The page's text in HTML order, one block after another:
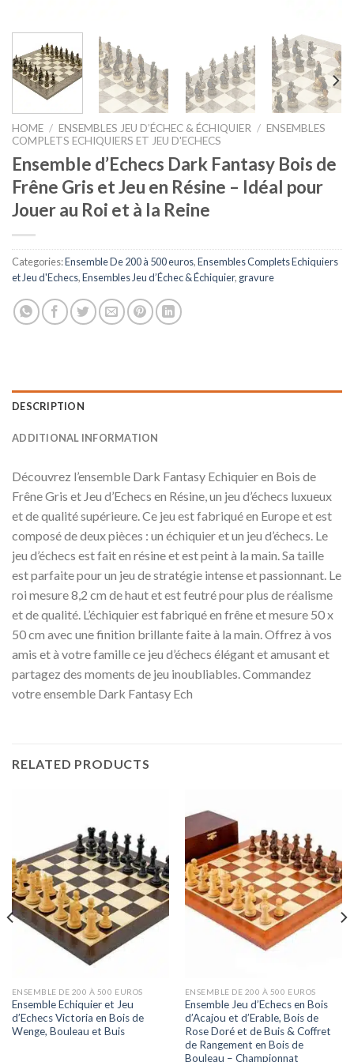
HOME / ENSEMBLES JEU D’ÉCHEC & ÉCHIQUIER / ENSEMBLES
COMPLETS ECHIQUIERS ET JEU D'ECHECS
Ensemble d’Echecs Dark Fantasy Bois de
Frêne Gris et Jeu en Résine – Idéal pour
Jouer au Roi et à la Reine
Categories:Ensemble De 200 à 500 euros,Ensembles Complets Echiquiers
et Jeu d'Echecs,Ensembles Jeu d’Échec & Échiquier, gravure
DESCRIPTION
ADDITIONAL INFORMATION
Découvrez l’ensemble Dark Fantasy Echiquier en Bois de
Frêne Gris et Jeu d’Echecs en Résine, un jeu d’échecs luxueux
et de qualité supérieure. Ce jeu est fabriqué en Europe et est
composé de deux pièces : un échiquier et un jeu d’échecs. Le
jeu d’échecs est fait en résine et est peint à la main. Sa taille
est parfaite pour un jeu de stratégie intense et passionnant. Le
roi mesure 8,2 cm de haut et est feutré pour plus de réalisme
et de qualité. L’échiquier est fabriqué en frêne et mesure 50 x
50 cm avec une finition brillante faite à la main. Offrez à vos
amis et à votre famille ce jeu d’échecs élégant et amusant et
partagez des moments de jeu inoubliables. Commandez
votre ensemble Dark Fantasy Ech
RELATED PRODUCTS
ENSEMBLE DE 200 À 500 EUROS
Ensemble Echiquier et Jeu
d’Echecs Victoria en Bois de
Wenge, Bouleau et Buis
ENSEMBLE DE 200 À 500 EUROS
Ensemble Jeu d’Echecs en Bois
d’Acajou et d’Erable, Bois de
Rose Doré et de Buis & Coffret
de Rangement en Bois de
Bouleau – Championnat